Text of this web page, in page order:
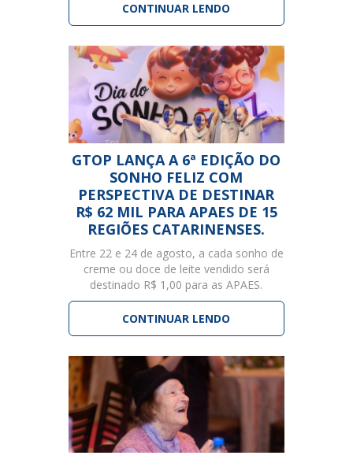
CONTINUAR LENDO
GTOP LANÇA A 6ª EDIÇÃO DO
SONHO FELIZ COM
PERSPECTIVA DE DESTINAR
R$ 62 MIL PARA APAES DE 15
REGIÕES CATARINENSES.
Entre 22 e 24 de agosto, a cada sonho de
creme ou doce de leite vendido será
destinado R$ 1,00 para as APAES.
CONTINUAR LENDO